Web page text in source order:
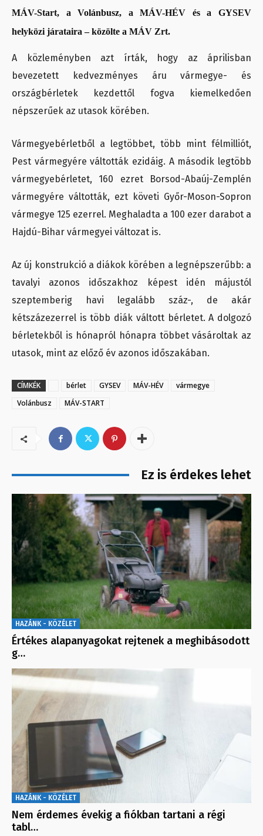
MÁV-Start, a Volánbusz, a MÁV-HÉV és a GYSEV
helyközi járataira – közölte a MÁV Zrt.
A közleményben azt írták, hogy az áprilisban
bevezetett kedvezményes áru vármegye- és
országbérletek kezdettől fogva kiemelkedően
népszerűek az utasok körében.
Vármegyebérletből a legtöbbet, több mint félmilliót,
Pest vármegyére váltották ezidáig. A második legtöbb
vármegyebérletet, 160 ezret Borsod-Abaúj-Zemplén
vármegyére váltották, ezt követi Győr-Moson-Sopron
vármegye 125 ezerrel. Meghaladta a 100 ezer darabot a
Hajdú-Bihar vármegyei változat is.
Az új konstrukció a diákok körében a legnépszerűbb: a
tavalyi azonos időszakhoz képest idén májustól
szeptemberig havi legalább száz-, de akár
kétszázezerrel is több diák váltott bérletet. A dolgozó
bérletekből is hónapról hónapra többet vásároltak az
utasok, mint az előző év azonos időszakában.
CÍMKÉK bérlet GYSEV MÁV-HÉV
vármegye
Volánbusz
MÁV-START
Ez is érdekes lehet
HAZÁNK - KÖZÉLET
Értékes alapanyagokat rejtenek a meghibásodott
g…
HAZÁNK - KÖZÉLET
Nem érdemes évekig a fiókban tartani a régi
tabl…